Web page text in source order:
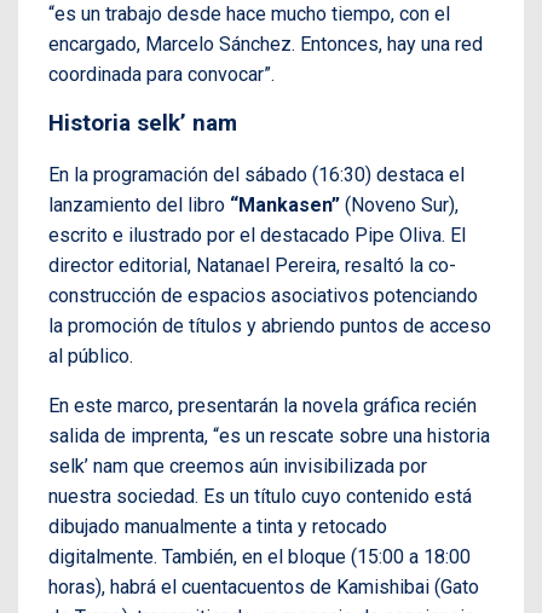
“es un trabajo desde hace mucho tiempo, con el
encargado, Marcelo Sánchez. Entonces, hay una red
coordinada para convocar”.
Historia selk’ nam
En la programación del sábado (16:30) destaca el
lanzamiento del libro “Mankasen” (Noveno Sur),
escrito e ilustrado por el destacado Pipe Oliva. El
director editorial, Natanael Pereira, resaltó la co-
construcción de espacios asociativos potenciando
la promoción de títulos y abriendo puntos de acceso
al público.
En este marco, presentarán la novela gráfica recién
salida de imprenta, “es un rescate sobre una historia
selk’ nam que creemos aún invisibilizada por
nuestra sociedad. Es un título cuyo contenido está
dibujado manualmente a tinta y retocado
digitalmente. También, en el bloque (15:00 a 18:00
horas), habrá el cuentacuentos de Kamishibai (Gato